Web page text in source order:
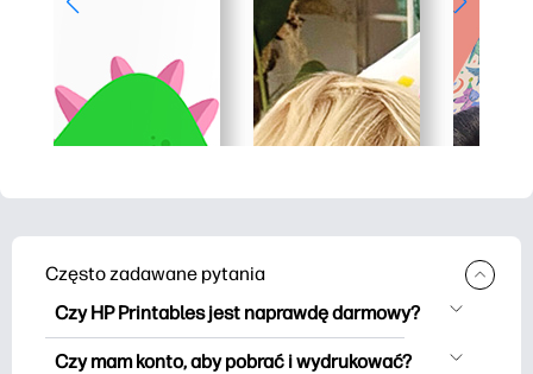
Często zadawane pytania
Czy HP Printables jest naprawdę darmowy?
HP Printables oferuje ponad 2500
Czy mam konto, aby pobrać i wydrukować?